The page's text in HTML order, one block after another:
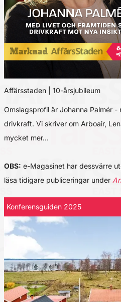
Affärsstaden | 10-årsjubileum
Omslagsprofil är Johanna Palmér
drivkraft. Vi skriver om Arboair,
mycket mer…
OBS: e-Magasinet har dessvärre
läsa tidigare publiceringar under
Konferensguiden 2025